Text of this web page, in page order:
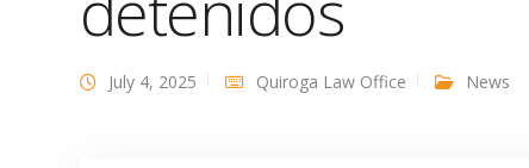
July 4, 2025 Quiroga Law Office News